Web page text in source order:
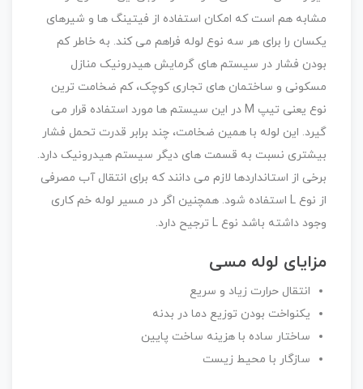
مشابه هم است که امکان استفاده از فیتینگ ها و شیرهای
یکسان را برای هر سه نوع لوله فراهم می کند. به خاطر کم
بودن فشار در سیستم های گرمایش هیدرونیک منازل
مسکونی و ساختمان های تجاری کوچک، کم ضخامت ترین
نوع یعنی تیپ M در این سیستم ها مورد استفاده قرار می
گیرد. این لوله با همین ضخامت، چند برابر قدرت تحمل فشار
بیشتری نسبت به قسمت های دیگر سیستم هیدرونیک دارد.
برخی از استانداردها لازم می دانند که برای انتقال آب مصرفی
از نوع L استفاده شود. همچنین اگر در مسیر لوله خم کاری
وجود داشته باشد نوع L ترجیح دارد.
مزایای لوله مسی
انتقال حرارت زیاد و سریع
یکنواخت بودن توزیع دما در بدنه
ساختار ساده با هزینه ساخت پایین
سازگار با محیط زیست